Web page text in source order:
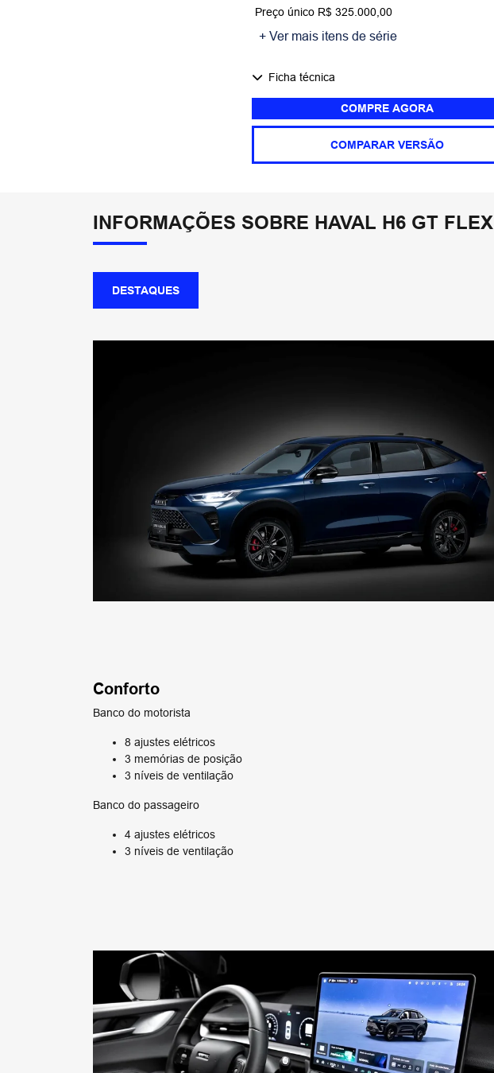
Preço único R$ 325.000,00
+ Ver mais itens de série
Ficha técnica
COMPRE AGORA
COMPARAR VERSÃO
INFORMAÇÕES SOBRE HAVAL H6 GT FLEX
DESTAQUES
Conforto
Banco do motorista
8 ajustes elétricos
3 memórias de posição
3 níveis de ventilação
Banco do passageiro
4 ajustes elétricos
3 níveis de ventilação